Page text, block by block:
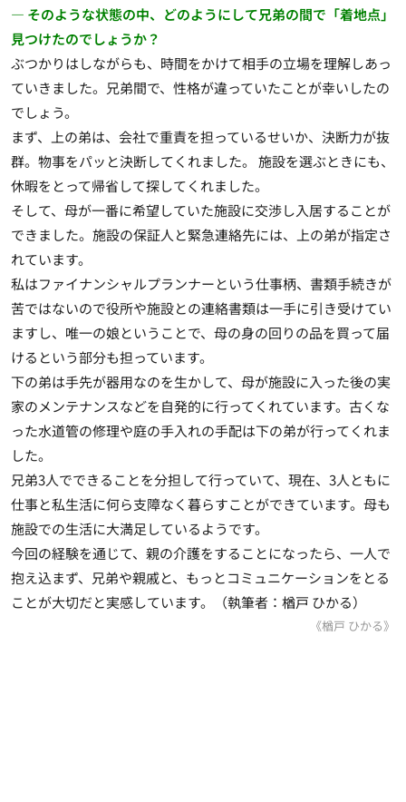
― そのような状態の中、どのようにして兄弟の間で「着地点」
見つけたのでしょうか？
ぶつかりはしながらも、時間をかけて相手の立場を理解しあっ
ていきました。兄弟間で、性格が違っていたことが幸いしたの
でしょう。
まず、上の弟は、会社で重責を担っているせいか、決断力が抜
群。物事をパッと決断してくれました。 施設を選ぶときにも、
休暇をとって帰省して探してくれました。
そして、母が一番に希望していた施設に交渉し入居することが
できました。施設の保証人と緊急連絡先には、上の弟が指定さ
れています。
私はファイナンシャルプランナーという仕事柄、書類手続きが
苦ではないので役所や施設との連絡書類は一手に引き受けてい
ますし、唯一の娘ということで、母の身の回りの品を買って届
けるという部分も担っています。
下の弟は手先が器用なのを生かして、母が施設に入った後の実
家のメンテナンスなどを自発的に行ってくれています。古くな
った水道管の修理や庭の手入れの手配は下の弟が行ってくれま
した。
兄弟3人でできることを分担して行っていて、現在、3人ともに
仕事と私生活に何ら支障なく暮らすことができています。母も
施設での生活に大満足しているようです。
今回の経験を通じて、 親の介護をすることになったら、一人で
抱え込まず、兄弟や親戚と、もっとコミュニケーションをとる
ことが大切だと実感しています。（執筆者：楢戸 ひかる）
《楢戸 ひかる》